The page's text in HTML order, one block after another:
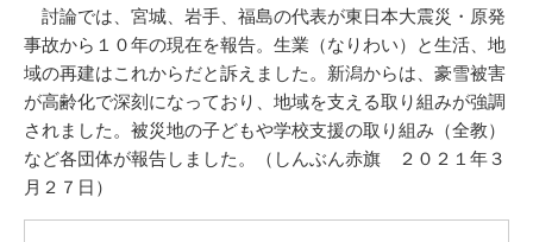
討論では、宮城、岩手、福島の代表が東日本大震災・原発
事故から１０年の現在を報告。生業（なりわい）と生活、地
域の再建はこれからだと訴えました。新潟からは、豪雪被害
が高齢化で深刻になっており、地域を支える取り組みが強調
されました。被災地の子どもや学校支援の取り組み（全教）
など各団体が報告しました。（しんぶん赤旗 ２０２１年３
月２７日）